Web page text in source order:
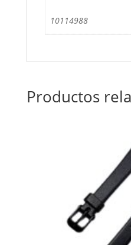
10114988
Productos